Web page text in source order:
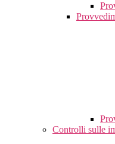
Controlli sulle